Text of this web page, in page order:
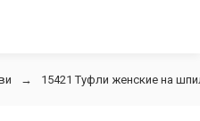
15421 Туфли женские на